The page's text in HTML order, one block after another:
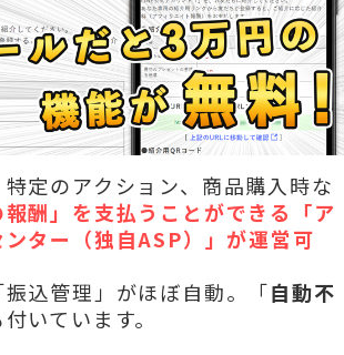
定のアクション、商品購入時な
報酬」を支払うことができる「ア
ター（独自ASP）」が運営可
振込管理」がほぼ自動。「自動不
付いています。